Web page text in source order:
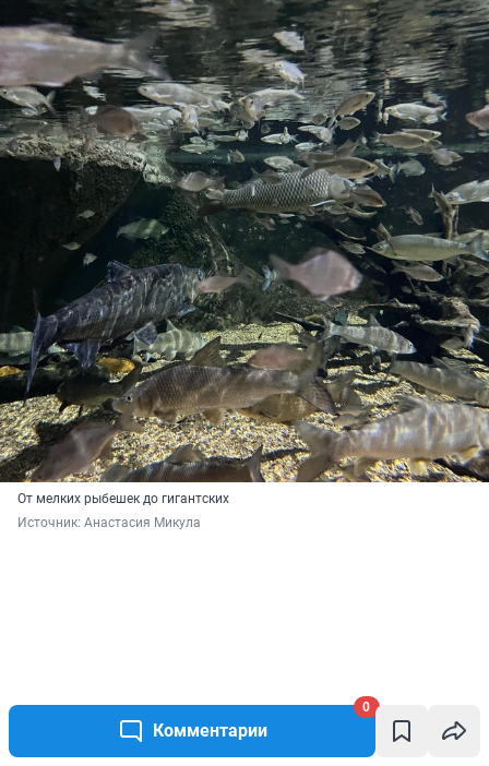
Комментарии
0
От мелких рыбешек до гигантских
Источник: Анастасия Микула